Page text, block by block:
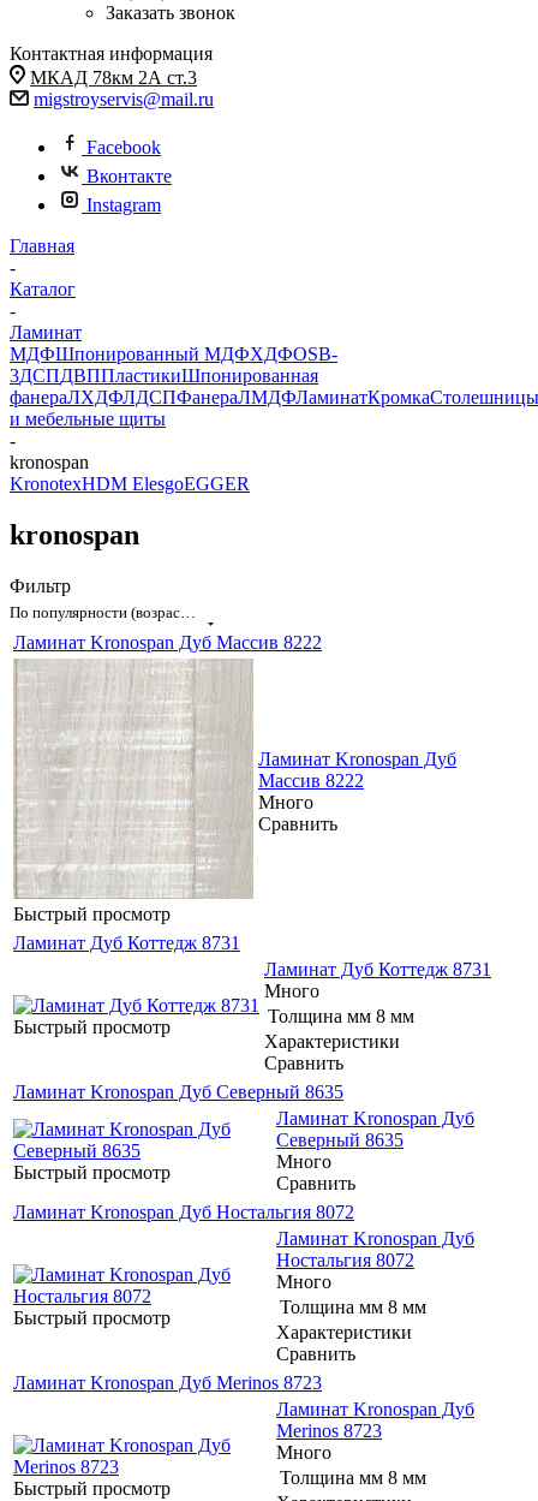
Заказать звонок
Контактная информация
МКАД 78км 2А ст.3
migstroyservis@mail.ru
Facebook
Вконтакте
Instagram
Главная
-
Каталог
-
Ламинат
МДФШпонированный МДФХДФOSB-
3ДСПДВППластикиШпонированная
фанераЛХДФЛДСПФанераЛМДФЛаминатКромкаСтолешницы
и мебельные щиты
-
kronospan
KronotexHDM ElesgoEGGER
kronospan
Фильтр
Ламинат Kronospan Дуб Массив 8222
Быстрый просмотр
Ламинат Kronospan Дуб
Массив 8222
Много
Сравнить
Ламинат Дуб Коттедж 8731
Быстрый просмотр
Ламинат Дуб Коттедж 8731
Много
Толщина мм 8 мм
Характеристики
Сравнить
Ламинат Kronospan Дуб Северный 8635
Быстрый просмотр
Ламинат Kronospan Дуб
Северный 8635
Много
Сравнить
Ламинат Kronospan Дуб Ностальгия 8072
Быстрый просмотр
Ламинат Kronospan Дуб
Ностальгия 8072
Много
Толщина мм 8 мм
Характеристики
Сравнить
Ламинат Kronospan Дуб Merinos 8723
Быстрый просмотр
Ламинат Kronospan Дуб
Merinos 8723
Много
Толщина мм 8 мм